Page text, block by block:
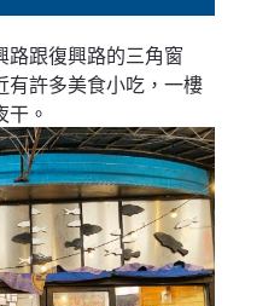
路跟復興路的三角窗
有許多美食小吃，一樓
干。